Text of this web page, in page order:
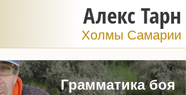
Алекс Тарн
Холмы Самарии
Грамматика боя